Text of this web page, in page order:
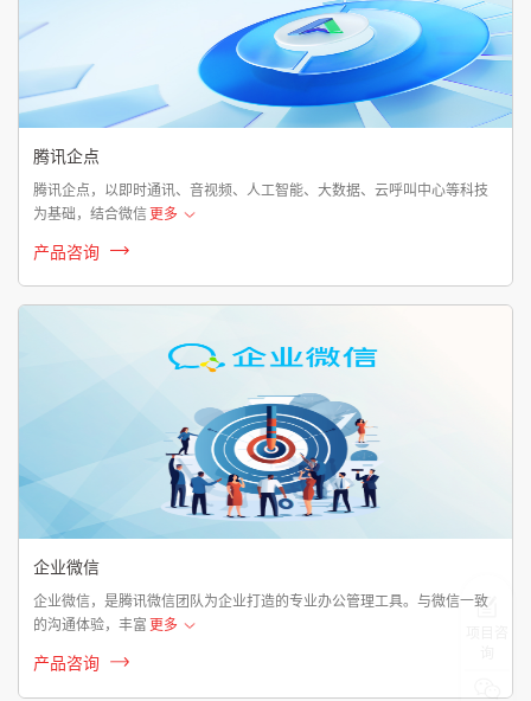
腾讯企点
腾讯企点，以即时通讯、音视频、人工智能、大数据、云呼叫中心等科技
为基础，结合微信更多
产品咨询
企业微信
企业微信，是腾讯微信团队为企业打造的专业办公管理工具。与微信一致
的沟通体验，丰富更多
产品咨询